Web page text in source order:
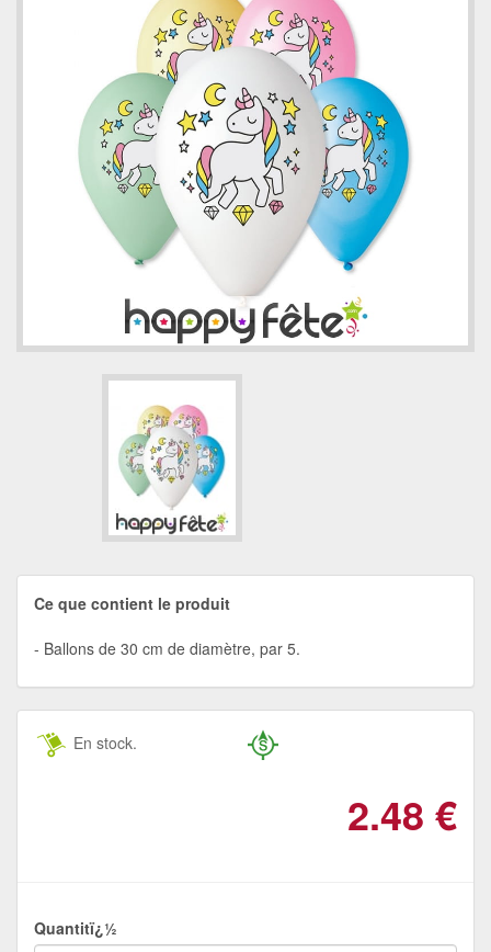
Ce que contient le produit
Ballons de 30 cm de diamètre, par 5.
En stock.
2.48 €
Quantitï¿½